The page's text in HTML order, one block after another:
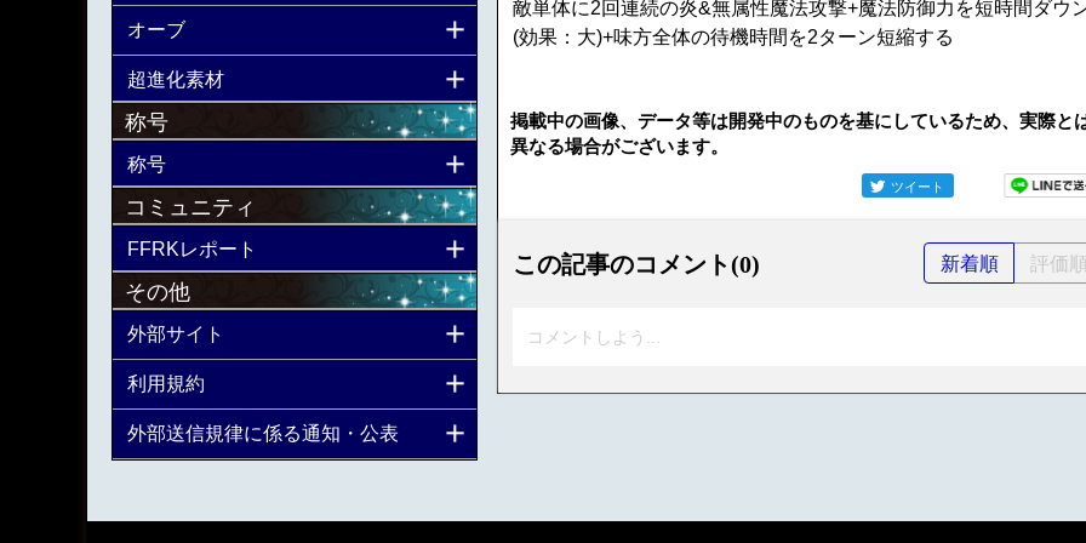
敵単体に2回連続の炎&無属性魔法攻撃+魔法防御力を短時間ダウ
(効果：大)+味方全体の待機時間を2ターン短縮する
掲載中の画像、データ等は開発中のものを基にしているため、実際と
異なる場合がございます。
ツイート
この記事のコメント(0) 新着順 評価順
コメントしよう...
オーブ
超進化素材
称号
称号
コミュニティ
FFRKレポート
その他
外部サイト
利用規約
外部送信規律に係る通知・公表